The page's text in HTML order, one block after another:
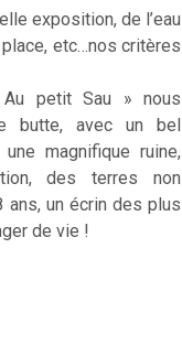
exposition, de l’eau
etc…nos critères
petit Sau » nous
butte, avec un bel
magnifique ruine,
des terres non
un écrin des plus
de vie !